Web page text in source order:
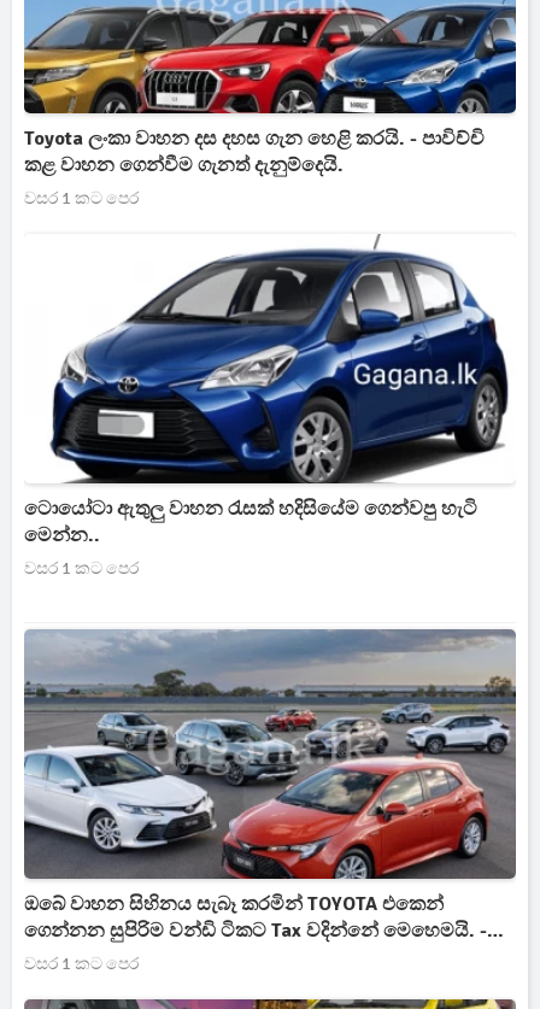
Toyota ලංකා වාහන දස දහස ගැන හෙළි කරයි. - පාවිච්චි
කළ වාහන ගෙන්වීම ගැනත් දැනුම්දෙයි.
වසර 1 කට පෙර
ටොයෝටා ඇතුලු වාහන රැසක් හදිසියේම ගෙන්වපු හැටි
මෙන්න..
වසර 1 කට පෙර
ඔබේ වාහන සිහිනය සැබෑ කරමින් TOYOTA එකෙන්
ගෙන්නන සුපිරිම වන්ඩි ටිකට Tax වදින්නේ මෙහෙමයි. -
(VIDEO)
වසර 1 කට පෙර